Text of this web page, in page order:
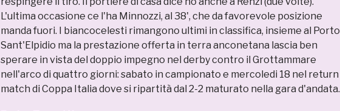
L'ultima occasione ce l'ha Minnozzi, al 38', che da favorevole posizione
manda fuori. I biancocelesti rimangono ultimi in classifica, insieme al Porto
Sant'Elpidio ma la prestazione offerta in terra anconetana lascia ben
sperare in vista del doppio impegno nel derby contro il Grottammare
nell'arco di quattro giorni: sabato in campionato e mercoledi 18 nel return
match di Coppa Italia dove si ripartità dal 2-2 maturato nella gara d'andata.